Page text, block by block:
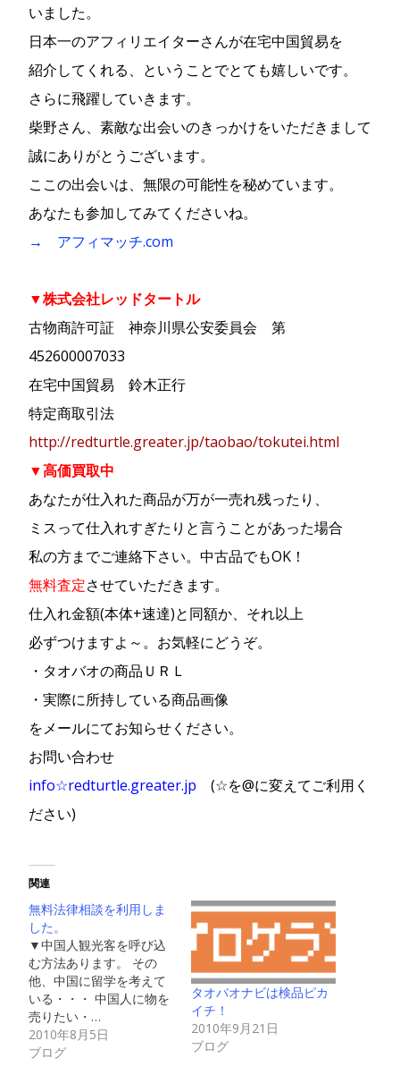
いました。
日本一のアフィリエイターさんが在宅中国貿易を
紹介してくれる、ということでとても嬉しいです。
さらに飛躍していきます。
柴野さん、素敵な出会いのきっかけをいただきまして
誠にありがとうございます。
ここの出会いは、無限の可能性を秘めています。
あなたも参加してみてくださいね。
→ アフィマッチ.com
▼株式会社レッドタートル
古物商許可証 神奈川県公安委員会 第
452600007033
在宅中国貿易 鈴木正行
特定商取引法
http://redturtle.greater.jp/taobao/tokutei.html
▼高価買取中
あなたが仕入れた商品が万が一売れ残ったり、
ミスって仕入れすぎたりと言うことがあった場合
私の方までご連絡下さい。中古品でもOK！
無料査定させていただきます。
仕入れ金額(本体+速達)と同額か、それ以上
必ずつけますよ～。お気軽にどうぞ。
・タオバオの商品ＵＲＬ
・実際に所持している商品画像
をメールにてお知らせください。
お問い合わせ
info☆redturtle.greater.jp (☆を@に変えてご利用く
ださい)
関連
無料法律相談を利用しま
した。
▼中国人観光客を呼び込
む方法あります。 その
他、中国に留学を考えて
いる・・・ 中国人に物を
売りたい・…
2010年8月5日
ブログ
タオバオナビは検品ピカ
イチ！
2010年9月21日
ブログ